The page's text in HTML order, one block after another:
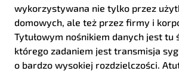
wykorzystywana nie tylko przez
domowych, ale też przez firmy i
Tytułowym nośnikiem danych jest tu
którego zadaniem jest transmisja
o bardzo wysokiej rozdzielczości.